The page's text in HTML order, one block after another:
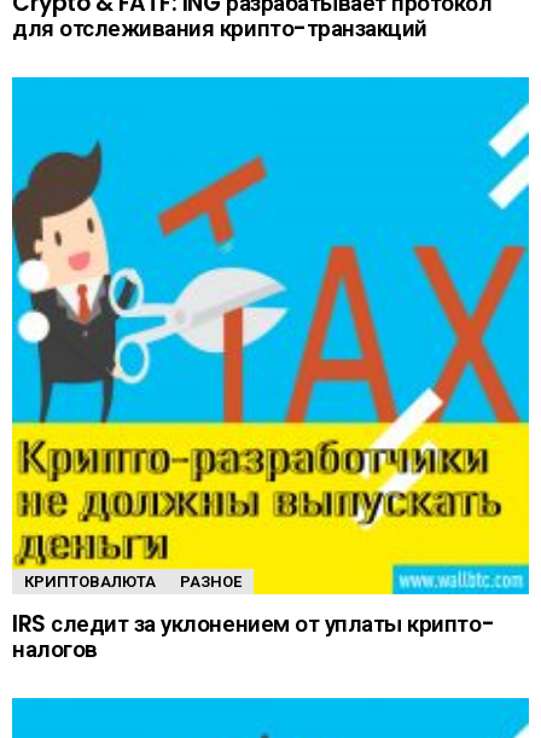
для отслеживания крипто-транзакций
КРИПТОВАЛЮТА РАЗНОЕ
IRS следит за уклонением от уплаты крипто-
налогов